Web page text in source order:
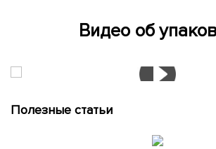
Видео об
Полезные статьи